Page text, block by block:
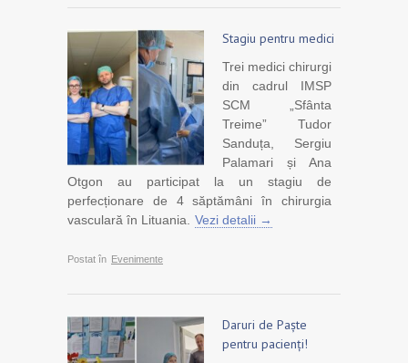
Stagiu pentru medici
Trei medici chirurgi
din cadrul IMSP
SCM „Sfânta
Treime” Tudor
Sanduța, Sergiu
Palamari și Ana
Otgon au participat la un stagiu de
perfecționare de 4 săptămâni în chirurgia
vasculară în Lituania.
Vezi detalii →
Postat în Evenimente
Daruri de Paște
pentru pacienți!